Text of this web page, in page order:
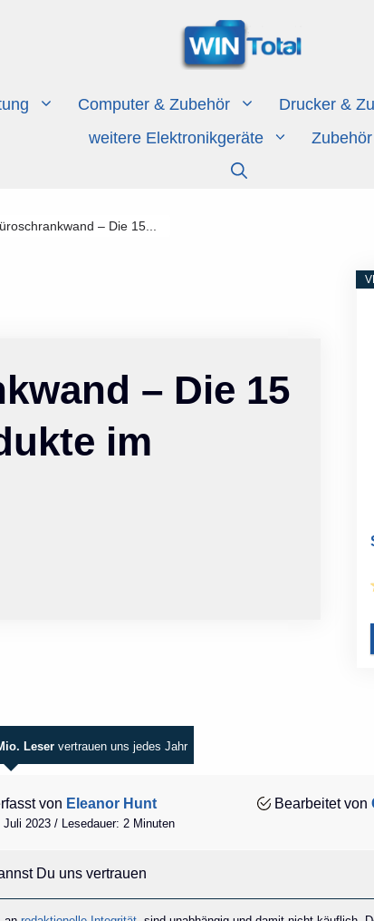
Computer & Zubehör Drucker &
weitere Elektronikgeräte
Zubehör
– Die 15...
– Die 15
im
Leser vertrauen uns jedes Jahr
von Eleanor Hunt
Juli 2023 / Lesedauer: 2 Minuten
Bearbeitet von
Du uns vertrauen